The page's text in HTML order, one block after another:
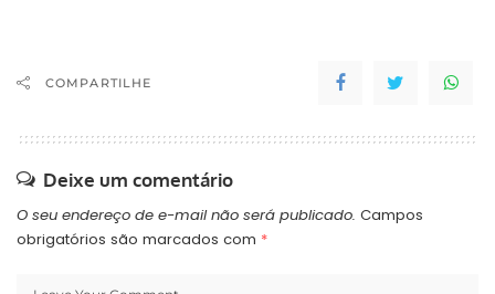
COMPARTILHE
Deixe um comentário
O seu endereço de e-mail não será publicado. Campos
obrigatórios são marcados com *